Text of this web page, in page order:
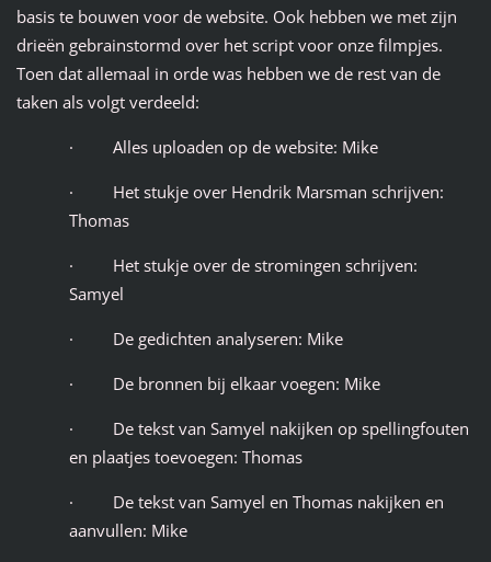
basis te bouwen voor de website. Ook hebben we met zijn
drieën gebrainstormd over het script voor onze filmpjes.
Toen dat allemaal in orde was hebben we de rest van de
taken als volgt verdeeld:
· Alles uploaden op de website: Mike
· Het stukje over Hendrik Marsman schrijven:
Thomas
· Het stukje over de stromingen schrijven:
Samyel
· De gedichten analyseren: Mike
· De bronnen bij elkaar voegen: Mike
· De tekst van Samyel nakijken op spellingfouten
en plaatjes toevoegen: Thomas
· De tekst van Samyel en Thomas nakijken en
aanvullen: Mike